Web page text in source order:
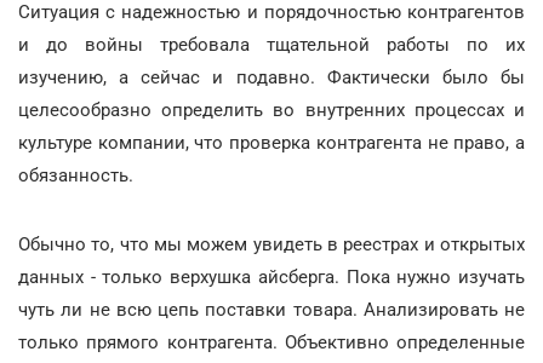
Ситуация с надежностью и порядочностью контрагентов
и до войны требовала тщательной работы по их
изучению, а сейчас и подавно. Фактически было бы
целесообразно определить во внутренних процессах и
культуре компании, что проверка контрагента не право, а
обязанность.
Обычно то, что мы можем увидеть в реестрах и открытых
данных - только верхушка айсберга. Пока нужно изучать
чуть ли не всю цепь поставки товара. Анализировать не
только прямого контрагента. Объективно определенные